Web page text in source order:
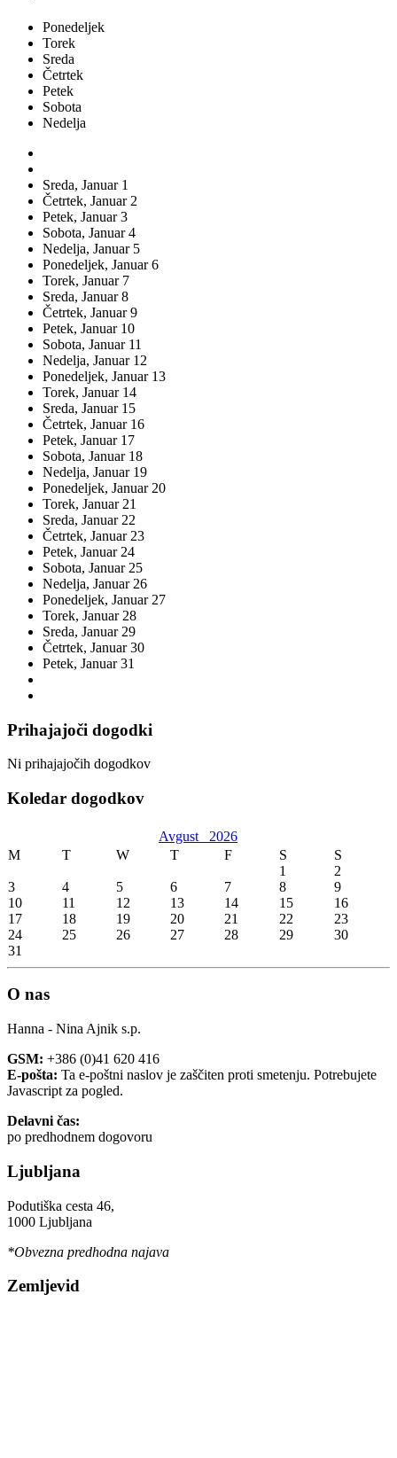
Ponedeljek
Torek
Sreda
Četrtek
Petek
Sobota
Nedelja
Sreda, Januar1
Četrtek, Januar2
Petek, Januar3
Sobota, Januar4
Nedelja, Januar5
Ponedeljek, Januar6
Torek, Januar7
Sreda, Januar8
Četrtek, Januar9
Petek, Januar10
Sobota, Januar11
Nedelja, Januar12
Ponedeljek, Januar13
Torek, Januar14
Sreda, Januar15
Četrtek, Januar16
Petek, Januar17
Sobota, Januar18
Nedelja, Januar19
Ponedeljek, Januar20
Torek, Januar21
Sreda, Januar22
Četrtek, Januar23
Petek, Januar24
Sobota, Januar25
Nedelja, Januar26
Ponedeljek, Januar27
Torek, Januar28
Sreda, Januar29
Četrtek, Januar30
Petek, Januar31
Prihajajoči dogodki
Ni prihajajočih dogodkov
Koledar dogodkov
Avgust 2026
M
T W T F S
S
1
2
3
4 5 6 7 8
9
10
11 12 13 14 15
16
17
18 19 20 21 22
23
24
25 26 27 28 29
30
31
O nas
Hanna - Nina Ajnik s.p.
GSM: +386 (0)41 620 416
E-pošta: Ta e-poštni naslov je zaščiten proti smetenju. Potrebujete
Javascript za pogled.
Delavni čas:
po predhodnem dogovoru
Ljubljana
Podutiška cesta 46,
1000 Ljubljana
*Obvezna predhodna najava
Zemljevid